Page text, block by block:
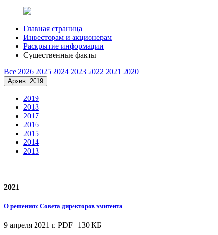
Главная страница
Инвесторам и акционерам
Раскрытие информации
Существенные факты
Все 2026 2025 2024 2023 2022 2021 2020
Архив: 2019
2019
2018
2017
2016
2015
2014
2013
2021
О решениях Совета директоров эмитента
9 апреля 2021 г. PDF | 130 КБ